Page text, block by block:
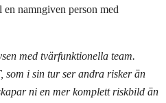
namngiven person med
med tvärfunktionella team.
som i sin tur ser andra risker än
ni en mer komplett riskbild än